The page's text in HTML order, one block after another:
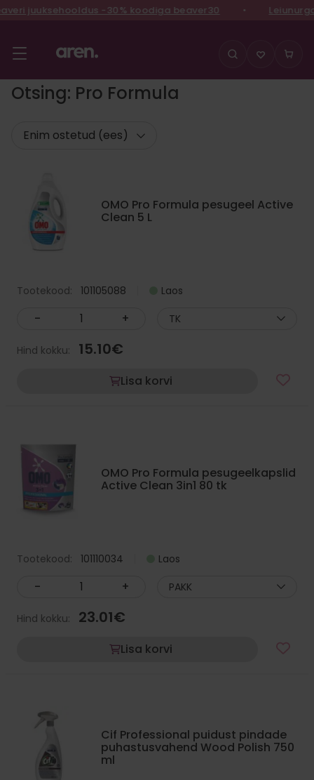
Twister Pad 14" kollane 355 mm
0.00€
Liigu
sisu
juurde
-30% koodiga beaver30 • Leiunurgas
Otsing: Pro Formula
OMO Pro Formula pesugeel Active
Clean 5 L
Tootekood: 101105088 Laos
- + TK
Hind kokku: 15.10€
Lisa korvi
OMO Pro Formula pesugeelkapslid
Active Clean 3in1 80 tk
Tootekood: 101110034 Laos
- + PAKK
Hind kokku: 23.01€
Lisa korvi
Cif Professional puidust pindade
puhastusvahend Wood Polish 750
ml